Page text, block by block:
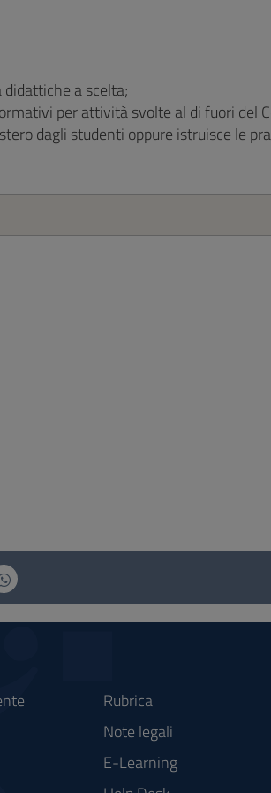
a scelta;
per attività svolte al di fuori del
dagli studenti oppure istruisce le
Rubrica
Note legali
E-Learning